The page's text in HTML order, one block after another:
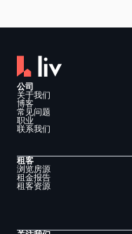
公司
关于我们
博客
常见问题
职业
联系我们
租客
浏览房源
租金报告
租客资源